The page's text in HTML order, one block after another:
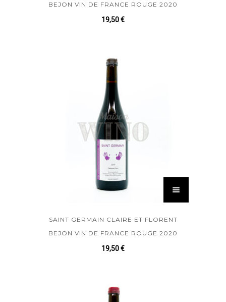
BEJON VIN DE FRANCE ROUGE 2020
19,50€
SAINT GERMAIN CLAIRE ET FLORENT
BEJON VIN DE FRANCE ROUGE 2020
19,50€